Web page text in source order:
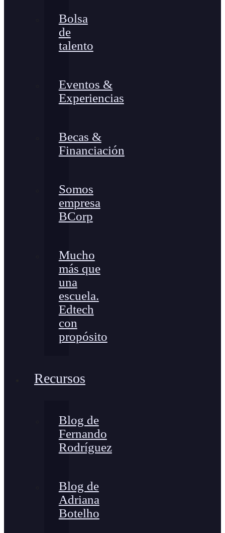
Bolsa
de
talento
Eventos &
Experiencias
Becas &
Financiación
Somos
empresa
BCorp
Mucho
más que
una
escuela.
Edtech
con
propósito
Recursos
Blog de
Fernando
Rodríguez
Blog de
Adriana
Botelho